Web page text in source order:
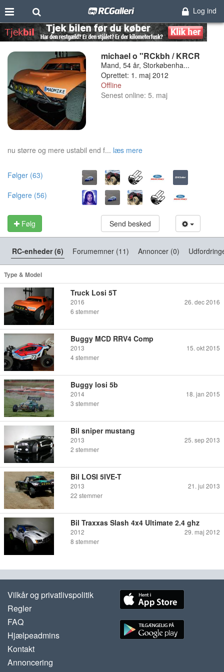
Log ind
michael o "RCkbh / KRCR
Mand, 54 år, Storkøbenha...
Oprettet: 1. maj 2012
Offline
Senest online: 5. maj
nu større og mere ustabil end f... læs mere
Følger (63)
Følgere (56)
Følg Send besked
RC-enheder (6) Forumemner (11) Annoncer (0)
Type & Model
Truck Losi 5T
2016
26. dec 2016
6 stemmer
Buggy MCD RRV4 Comp
2013
15. okt 2015
4 stemmer
Buggy losi 5b
2014
18. jan 2015
3 stemmer
Bil sniper mustang
2013
25. sep 2013
2 stemmer
Bil LOSI 5IVE-T
2013
21. jul 2013
22 stemmer
Bil Traxxas Slash 4x4 Ultimate 2.4 ghz
2012
29. maj 2012
8 stemmer
Vilkår og privatlivspolitik
Regler
FAQ
Hjælpeadmins
Kontakt
Annoncering